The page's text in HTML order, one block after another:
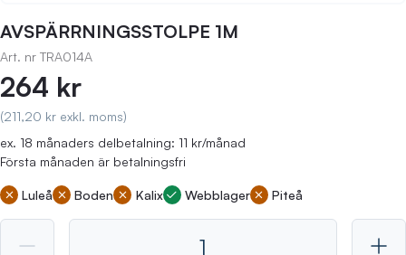
AVSPÄRRNINGSSTOLPE 1M
Art. nr TRA014A
264 kr
(211,20 kr exkl. moms)
ex. 18 månaders delbetalning: 11 kr/månad
Första månaden är betalningsfri
Luleå Boden Kalix Webblager Piteå